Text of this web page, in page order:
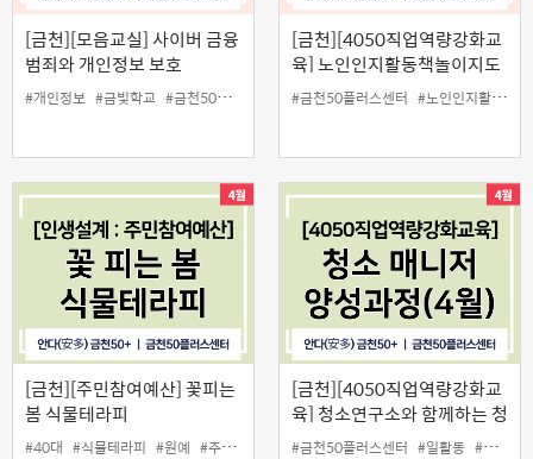
[금천][모음교실] 사이버 금융
범죄와 개인정보 보호
#개인정보 #금빛학교 #금천50플러스센터 #모음교실 #인생설계
[금천][4050직업역량강화교
육] 노인인지활동책놀이지도
사 양성과정
#금천50플러스센터 #노인인지활동책놀이
[금천][주민참여예산] 꽃피는
봄 식물테라피
#40대 #식물테라피 #원예 #주민참여예산 #중장년
[금천][4050직업역량강화교
육] 청소연구소와 함께하는 청
소매니저 양성과정(4월)
#금천50플러스센터 #일활동 #청소매니저